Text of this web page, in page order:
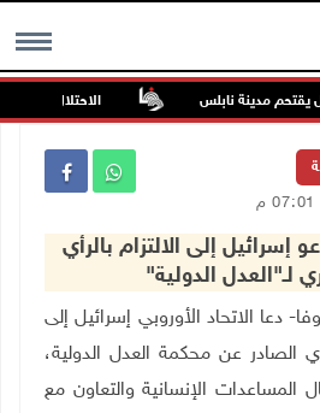
MENU مدينة نابلس الاحتلال يستولي
إسرائيل إلى الالتزام بالرأي
لـ"العدل الدولية"
بروكسل 27-10-2025 وفا- دعا الاتحاد الأوروبي إسرائيل إلى
الصادر عن محكمة العدل الدولية،
المساعدات الإنسانية والتعاون مع